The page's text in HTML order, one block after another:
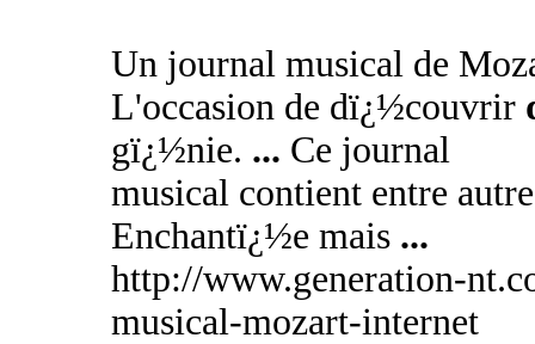
Un journal musical de
L'occasion de dï¿½couvrir
gï¿½nie. ... Ce journal
musical contient entre
Enchantï¿½e mais ...
http://www.generation-
musical-mozart-internet